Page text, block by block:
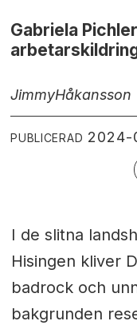
Gabriela
JimmyHåkansson
PUBLICERAD
I de slitna
Hisingen kliver
badrock och
bakgrunden